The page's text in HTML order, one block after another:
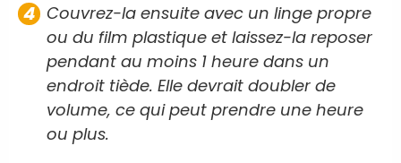
Couvrez-la ensuite avec un linge propre
ou du film plastique et laissez-la reposer
pendant au moins 1 heure dans un
endroit tiède. Elle devrait doubler de
volume, ce qui peut prendre une heure
ou plus.